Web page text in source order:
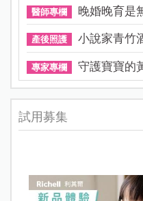
醫師專欄 晚婚晚育是
產後照護 小說家青竹
專家專欄 守護寶寶的
試用募集